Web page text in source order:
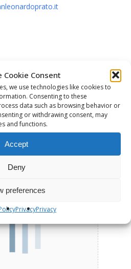
Cookie Consent
we use technologies like cookies to
Consenting to these
data such as browsing behavior or
or withdrawing consent, may
and functions.
Accept
Deny
preferences
PrivacyPrivacy
la mappa ....